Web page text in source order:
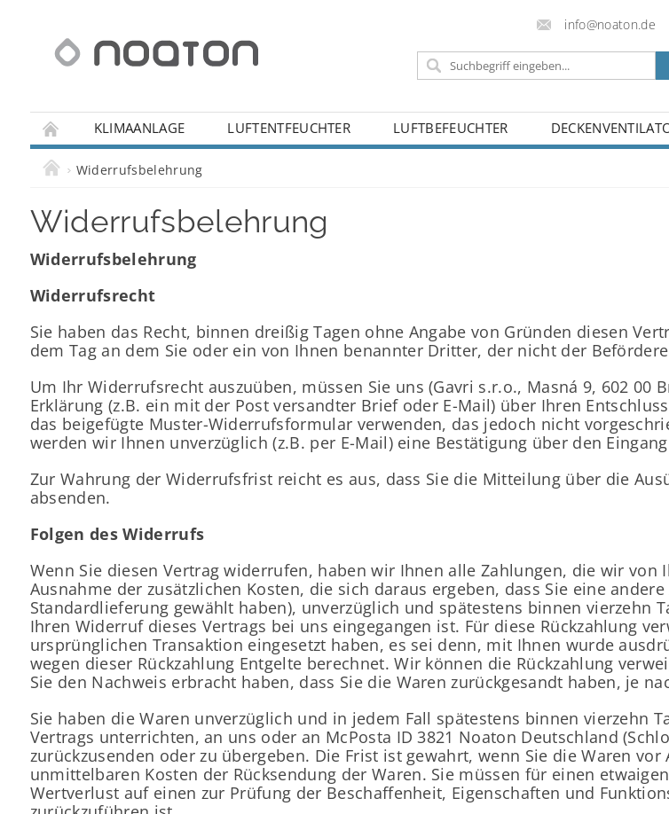
info@noaton.de
KLIMAANLAGE LUFTENTFEUCHTER LUFTBEFEUCHTER
IHRE FRAGEN
Widerrufsbelehrung
Widerrufsbelehrung
Widerrufsbelehrung
Widerrufsrecht
Sie haben das Recht, binnen dreißig Tagen ohne Angabe von Gründen diesen
dem Tag an dem Sie oder ein von Ihnen benannter Dritter, der nicht der
Um Ihr Widerrufsrecht auszuüben, müssen Sie uns (Gavri s.r.o., Masná 9, 602
Erklärung (z.B. ein mit der Post versandter Brief oder E-Mail) über Ihren
das beigefügte Muster-Widerrufsformular verwenden, das jedoch nicht
werden wir Ihnen unverzüglich (z.B. per E-Mail) eine Bestätigung über den
Zur Wahrung der Widerrufsfrist reicht es aus, dass Sie die Mitteilung über die
absenden.
Folgen des Widerrufs
Wenn Sie diesen Vertrag widerrufen, haben wir Ihnen alle Zahlungen, die wir
Ausnahme der zusätzlichen Kosten, die sich daraus ergeben, dass Sie eine
Standardlieferung gewählt haben), unverzüglich und spätestens binnen vierzehn
Ihren Widerruf dieses Vertrags bei uns eingegangen ist. Für diese Rückzahlung
ursprünglichen Transaktion eingesetzt haben, es sei denn, mit Ihnen wurde
wegen dieser Rückzahlung Entgelte berechnet. Wir können die Rückzahlung
Sie den Nachweis erbracht haben, dass Sie die Waren zurückgesandt haben, je
Sie haben die Waren unverzüglich und in jedem Fall spätestens binnen vierzehn
Vertrags unterrichten, an uns oder an McPosta ID 3821 Noaton Deutschland
zurückzusenden oder zu übergeben. Die Frist ist gewahrt, wenn Sie die Waren
unmittelbaren Kosten der Rücksendung der Waren. Sie müssen für einen
Wertverlust auf einen zur Prüfung der Beschaffenheit, Eigenschaften und